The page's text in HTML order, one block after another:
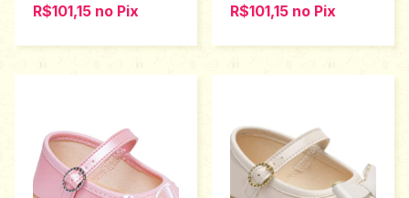
R$101,15 no Pix R$101,15 no Pix